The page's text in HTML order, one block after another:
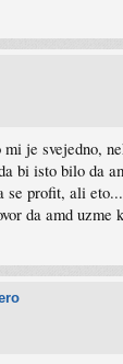
je svejedno,
bi isto bilo da
se profit, ali
da amd uzme